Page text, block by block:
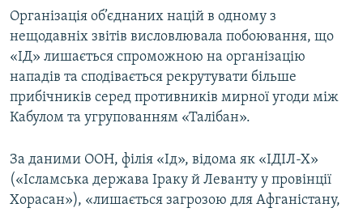
Організація об’єднаних націй в одному з
нещодавніх звітів висловлювала побоювання, що
«ІД» лишається спроможною на організацію
нападів та сподівається рекрутувати більше
прибічників серед противників мирної угоди між
Кабулом та угрупованням «Талібан».
За даними ООН, філія «Ід», відома як «ІДІЛ-Х»
(«Ісламська держава Іраку й Леванту у провінції
Хорасан»), «лишається загрозою для Афганістану,